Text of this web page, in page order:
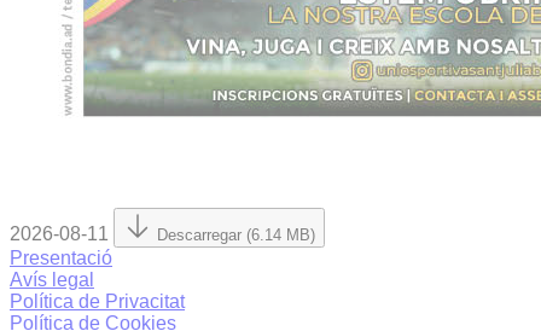
2026-08-11 Descarregar (6.14 MB)
Presentació
Avís legal
Política de Privacitat
Política de Cookies